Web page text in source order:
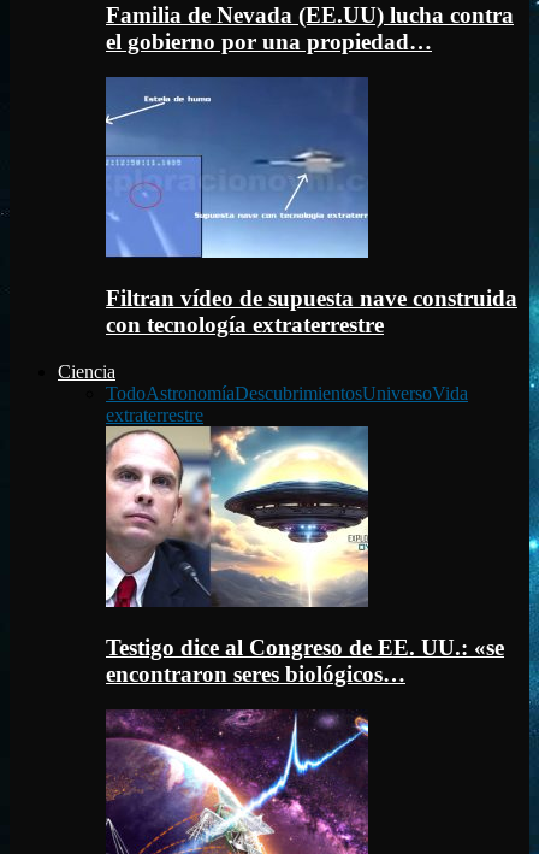
Familia de Nevada (EE.UU) lucha contra
el gobierno por una propiedad…
Filtran vídeo de supuesta nave construida
con tecnología extraterrestre
Ciencia
TodoAstronomíaDescubrimientosUniversoVida
extraterrestre
Testigo dice al Congreso de EE. UU.: «se
encontraron seres biológicos…